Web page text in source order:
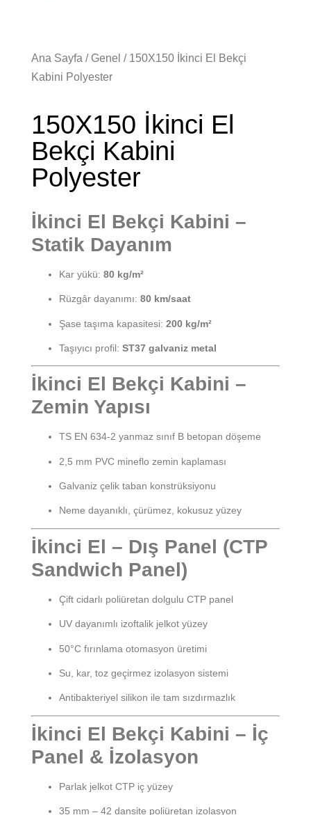
Ana Sayfa / Genel / 150X150 İkinci El Bekçi
Kabini Polyester
150X150 İkinci El
Bekçi Kabini
Polyester
İkinci El Bekçi Kabini –
Statik Dayanım
Kar yükü: 80 kg/m²
Rüzgâr dayanımı: 80 km/saat
Şase taşıma kapasitesi: 200 kg/m²
Taşıyıcı profil: ST37 galvaniz metal
İkinci El Bekçi Kabini –
Zemin Yapısı
TS EN 634-2 yanmaz sınıf B betopan döşeme
2,5 mm PVC mineflo zemin kaplaması
Galvaniz çelik taban konstrüksiyonu
Neme dayanıklı, çürümez, kokusuz yüzey
İkinci El – Dış Panel (CTP
Sandwich Panel)
Çift cidarlı poliüretan dolgulu CTP panel
UV dayanımlı izoftalik jelkot yüzey
50°C fırınlama otomasyon üretimi
Su, kar, toz geçirmez izolasyon sistemi
Antibakteriyel silikon ile tam sızdırmazlık
İkinci El Bekçi Kabini – İç
Panel & İzolasyon
Parlak jelkot CTP iç yüzey
35 mm – 42 dansite poliüretan izolasyon